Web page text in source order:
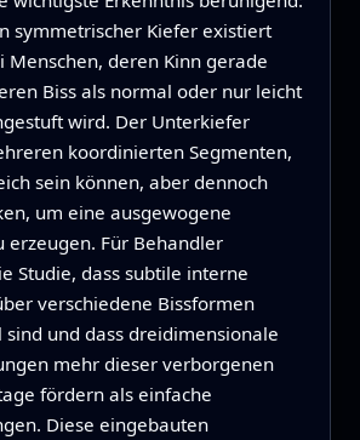
symmetrischer Kiefer existiert
Menschen, deren Kinn gerade
Biss als normal oder nur leicht
wird. Der Unterkiefer
koordinierten Segmenten,
sein können, aber dennoch
um eine ausgewogene
erzeugen. Für Behandler
Studie, dass subtile interne
verschiedene Bissformen
und dass dreidimensionale
mehr dieser verborgenen
fördern als einfache
Diese eingebauten